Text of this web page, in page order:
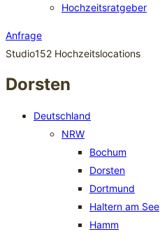
Hochzeitsratgeber
Anfrage
Studio152 Hochzeitslocations
Dorsten
Deutschland
NRW
Bochum
Dorsten
Dortmund
Haltern am See
Hamm